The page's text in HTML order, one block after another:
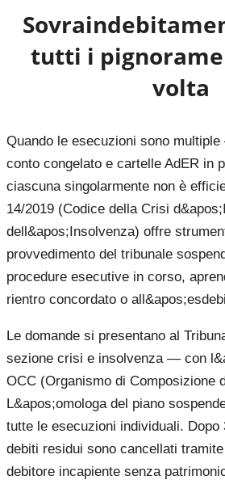
tutti i
volta
Quando le esecuzioni sono
conto congelato e cartelle AdER in
ciascuna singolarmente non è
14/2019 (Codice della Crisi
dell&apos;Insolvenza) offre
provvedimento del tribunale
procedure esecutive in corso,
rientro concordato o
Le domande si presentano al
sezione crisi e insolvenza — con
OCC (Organismo di Composizione
L&apos;omologa del piano
tutte le esecuzioni individuali. Dopo
debiti residui sono cancellati
debitore incapiente senza